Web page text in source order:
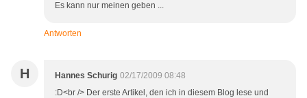
Es kann nur meinen geben ...
Antworten
H Hannes Schurig 02/17/2009 08:48
:D<br /> Der erste Artikel, den ich in diesem Blog lese und